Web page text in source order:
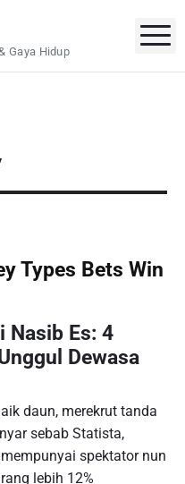
Gaya Hidup
Types Bets Win
Nasib Es: 4
Dewasa
daun, merekrut tanda
sebab Statista,
spektator nun
lebih 12%